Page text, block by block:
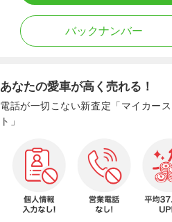
バックナンバー
あなたの愛車が高く売れる！
電話が一切こない新査定「マイカー
ト」